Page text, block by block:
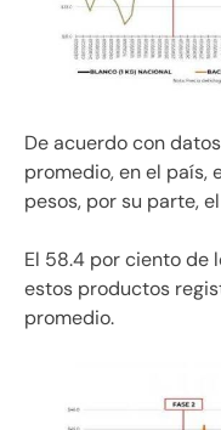
De acuerdo con
promedio, en el país,
pesos, por su parte,
El 58.4 por ciento de
estos productos
promedio.